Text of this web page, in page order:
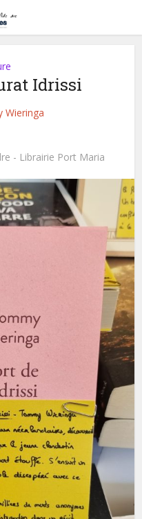
Idrissi
Wieringa
- Librairie Port Maria